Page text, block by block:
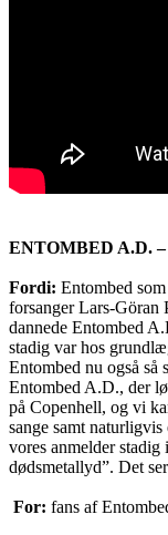
ENTOMBED A.D.
Fordi: Entombed
forsanger Lars-Göran
dannede Entombed
stadig var hos
Entombed nu også så
Entombed A.D., der
på Copenhell, og vi
sange samt
vores anmelder
dødsmetallyd”. Det
For: fans af